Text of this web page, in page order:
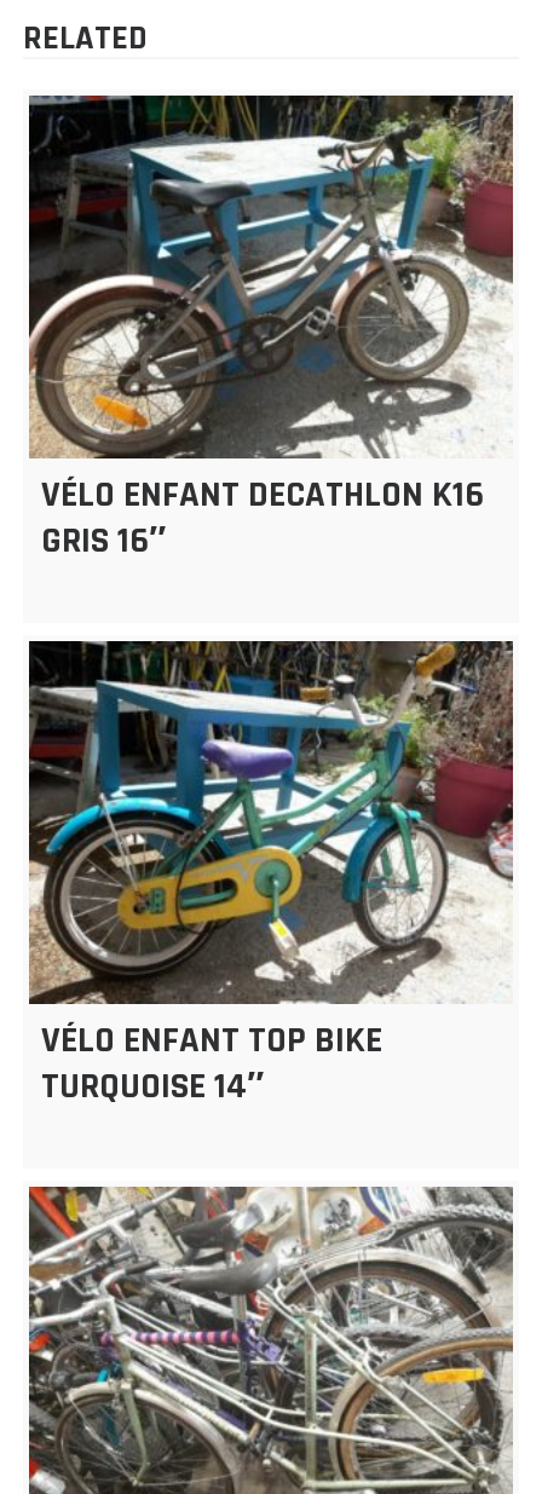
RELATED
VÉLO ENFANT DECATHLON K16
GRIS 16″
VÉLO ENFANT TOP BIKE
TURQUOISE 14″